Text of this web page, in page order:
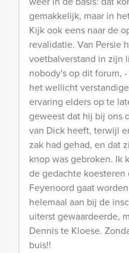
gemakkelijk, maar in
Kijk ook eens naar de
revalidatie. Van Persie
voetbalverstand in zijn
nobody's op dit forum,
het wellicht
ervaring elders op te
geweest dat hij bij ons
van Dick heeft, terwijl
zak had gehad, en dat
knop was gebroken. Ik
de gedachte koesteren
Feyenoord gaat
helemaal aan bij de
uiterst gewaardeerde,
Dennis te Kloese.
buis!!